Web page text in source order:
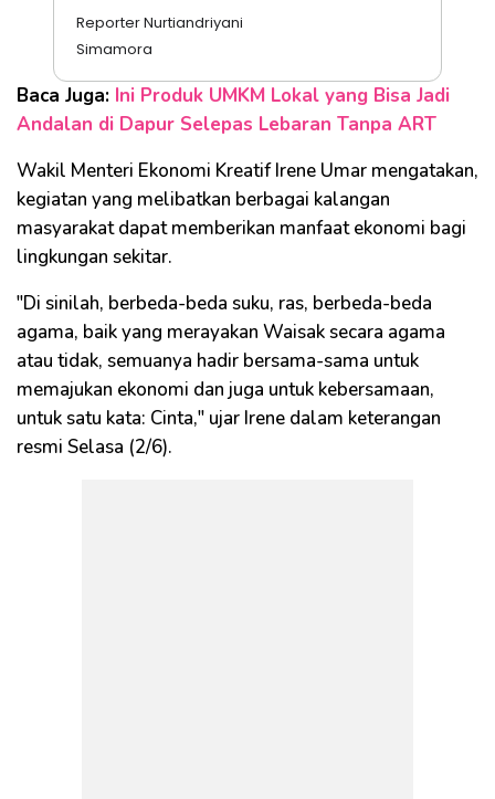
Reporter Nurtiandriyani
Simamora
Baca Juga: Ini Produk UMKM Lokal yang Bisa Jadi
Andalan di Dapur Selepas Lebaran Tanpa ART
Wakil Menteri Ekonomi Kreatif Irene Umar mengatakan,
kegiatan yang melibatkan berbagai kalangan
masyarakat dapat memberikan manfaat ekonomi bagi
lingkungan sekitar.
"Di sinilah, berbeda-beda suku, ras, berbeda-beda
agama, baik yang merayakan Waisak secara agama
atau tidak, semuanya hadir bersama-sama untuk
memajukan ekonomi dan juga untuk kebersamaan,
untuk satu kata: Cinta," ujar Irene dalam keterangan
resmi Selasa (2/6).